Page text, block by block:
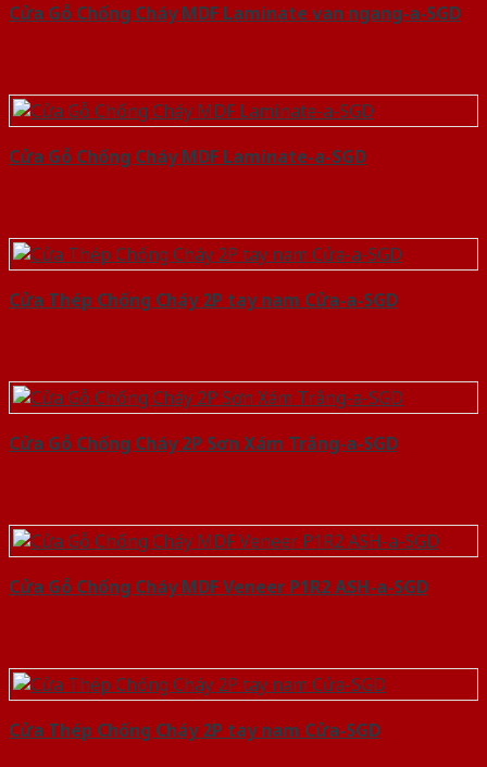
Cửa Gỗ Chống Cháy MDF Laminate van ngang-a-SGD
Cửa Gỗ Chống Cháy MDF Laminate-a-SGD
Cửa Thép Chống Cháy 2P tay nam Cửa-a-SGD
Cửa Gỗ Chống Cháy 2P Sơn Xám Trắng-a-SGD
Cửa Gỗ Chống Cháy MDF Veneer P1R2 ASH-a-SGD
Cửa Thép Chống Cháy 2P tay nam Cửa-SGD